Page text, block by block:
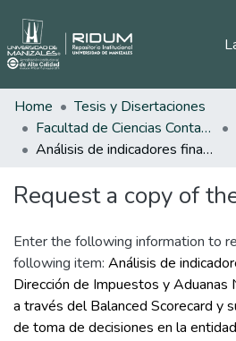
Home
Tesis y Disertaciones
Facultad de Ciencias Contables Económicas y Administrativas
Análisis de indicadores financieros en la Dirección de Impuestos y Aduanas Nacionales U.A.E.-DIAN a través del Balanced Scorecard y su impacto en el proceso de toma de decisiones en la entidad en los años 2022, 2023 y 2024.
Request a copy of
Enter the following information to
following item: Análisis de
Dirección de Impuestos y Aduanas
a través del Balanced Scorecard y
de toma de decisiones en la